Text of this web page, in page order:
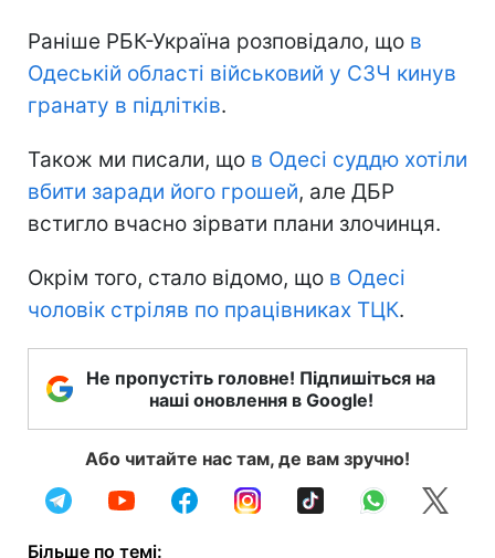
Раніше РБК-Україна розповідало, що в
Одеській області військовий у СЗЧ кинув
гранату в підлітків.
Також ми писали, що в Одесі суддю хотіли
вбити заради його грошей, але ДБР
встигло вчасно зірвати плани злочинця.
Окрім того, стало відомо, що в Одесі
чоловік стріляв по працівниках ТЦК.
Не пропустіть головне! Підпишіться на
наші оновлення в Google!
Або читайте нас там, де вам зручно!
Більше по темі: